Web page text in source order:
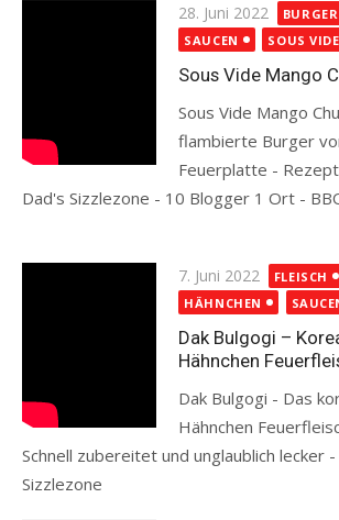
Posted
on
28. Juni 2022 BURGER
SAUCEN
SOUS VIDE
Sous Vide Mango
Sous Vide Mango
flambierte Burger
Feuerplatte -
Dad's Sizzlezone - 10 Blogger 1 Ort -
Posted
on
7. Juni 2022 FLEISCH
HÄHNCHEN
Dak Bulgogi –
Hähnchen
Dak Bulgogi - Das
Hähnchen
Schnell zubereitet und unglaublich lecker
Sizzlezone